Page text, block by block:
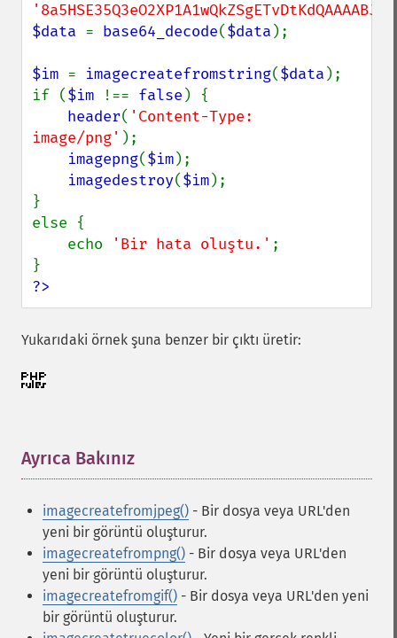
$data = base64_decode($data );
$im = imagecreatefromstring($data );
if ($im !== false ) {
header( 'Content-Type:
image/png' );
imagepng($im);
imagedestroy($im);
}
else {
    echo
'Bir hata oluştu.' ;
?>
Yukarıdaki örnek şuna benzer bir çıktı üretir:
Ayrıca Bakınız
imagecreatefromjpeg() - Bir dosya veya URL'den
yeni bir görüntü oluşturur.
imagecreatefrompng() - Bir dosya veya URL'den
yeni bir görüntü oluşturur.
imagecreatefromgif() - Bir dosya veya URL'den yeni
bir görüntü oluşturur.